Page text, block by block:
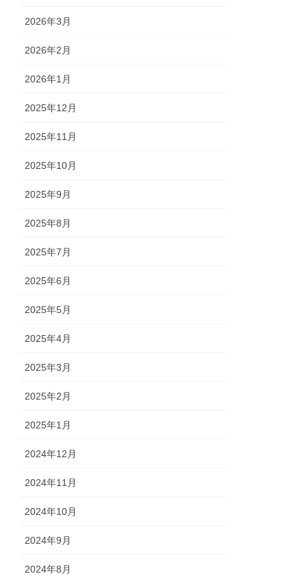
2026年3月
2026年2月
2026年1月
2025年12月
2025年11月
2025年10月
2025年9月
2025年8月
2025年7月
2025年6月
2025年5月
2025年4月
2025年3月
2025年2月
2025年1月
2024年12月
2024年11月
2024年10月
2024年9月
2024年8月